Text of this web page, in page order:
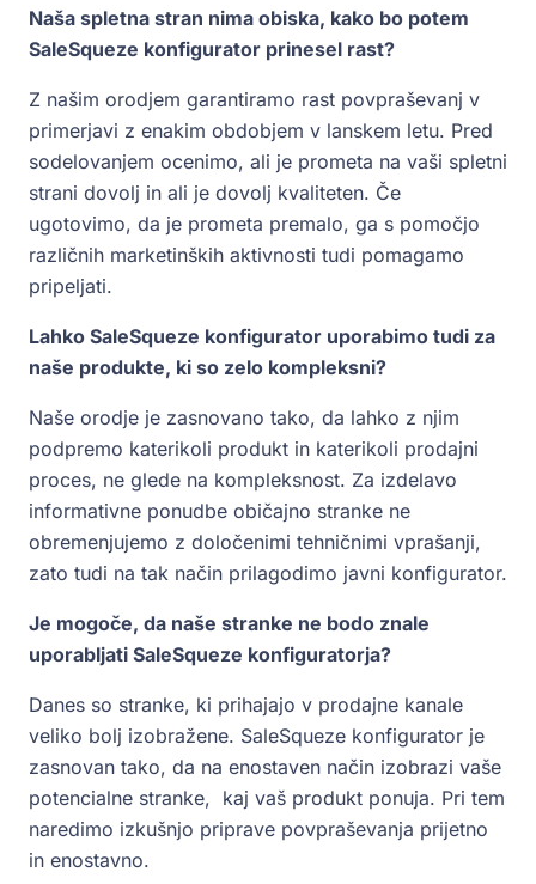
Naša spletna stran nima obiska, kako bo potem
SaleSqueze konfigurator prinesel rast?
Z našim orodjem garantiramo rast povpraševanj v
primerjavi z enakim obdobjem v lanskem letu. Pred
sodelovanjem ocenimo, ali je prometa na vaši spletni
strani dovolj in ali je dovolj kvaliteten. Če
ugotovimo, da je prometa premalo, ga s pomočjo
različnih marketinških aktivnosti tudi pomagamo
pripeljati.
Lahko SaleSqueze konfigurator uporabimo tudi za
naše produkte, ki so zelo kompleksni?
Naše orodje je zasnovano tako, da lahko z njim
podpremo katerikoli produkt in katerikoli prodajni
proces, ne glede na kompleksnost. Za izdelavo
informativne ponudbe običajno stranke ne
obremenjujemo z določenimi tehničnimi vprašanji,
zato tudi na tak način prilagodimo javni konfigurator.
Je mogoče, da naše stranke ne bodo znale
uporabljati SaleSqueze konfiguratorja?
Danes so stranke, ki prihajajo v prodajne kanale
veliko bolj izobražene. SaleSqueze konfigurator je
zasnovan tako, da na enostaven način izobrazi vaše
potencialne stranke, kaj vaš produkt ponuja. Pri tem
naredimo izkušnjo priprave povpraševanja prijetno
in enostavno.